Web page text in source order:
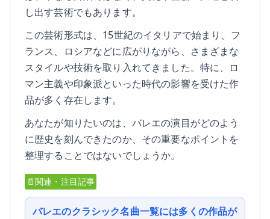
し出す芸術でもあります。
この芸術形式は、15世紀のイタリアで始まり、フ
ランス、ロシアなどに広がりながら、さまざまな
スタイルや技術を取り入れてきました。特に、ロ
マン主義や印象派といった時代の影響を受けた作
品が多く存在します。
あなたが知りたいのは、バレエの演目がどのよう
に歴史を刻んできたのか、その重要なポイントを
整理することではないでしょうか。
📄関連・注目記事
バレエのクラシック名曲一覧には多くの作品が